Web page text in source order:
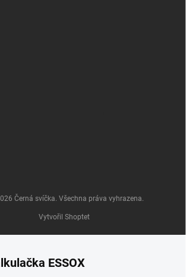
Vytvořil Shoptet
Černá svíčka. Všechna práva vyhrazena.
ESSOX